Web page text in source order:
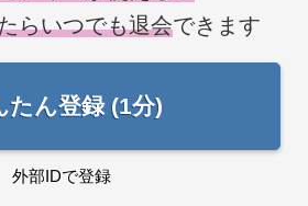
らいつでも退会できます
たん登録 (1分)
外部IDで登録